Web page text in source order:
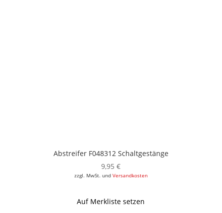
Abstreifer F048312 Schaltgestänge
9,95€
zzgl. MwSt. und Versandkosten
Auf Merkliste setzen